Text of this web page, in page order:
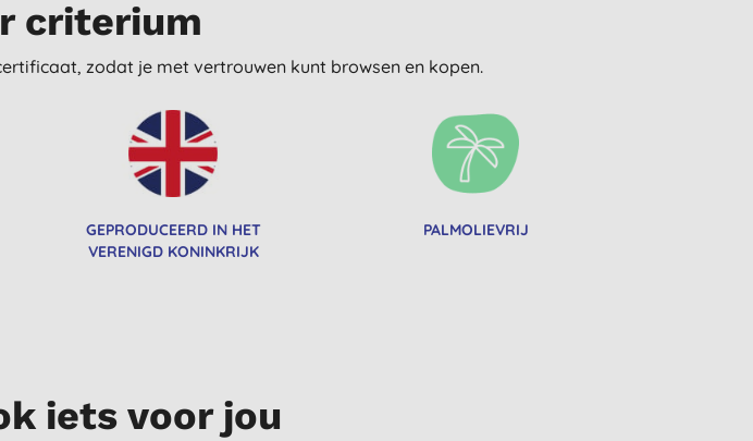
criterium
zodat je met vertrouwen kunt browsen en kopen.
GEPRODUCEERD IN HET
VERENIGD KONINKRIJK
PALMOLIEVRIJ
iets voor jou